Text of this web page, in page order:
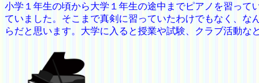
小学１年生の頃から大学１年生の途中までピアノを習っ
ていました。そこまで真剣に習っていたわけでもなく、
らだと思います。大学に入ると授業や試験、クラブ活動な